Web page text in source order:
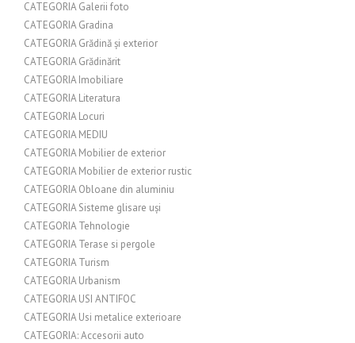
CATEGORIA Galerii foto
CATEGORIA Gradina
CATEGORIA Grădină și exterior
CATEGORIA Grădinărit
CATEGORIA Imobiliare
CATEGORIA Literatura
CATEGORIA Locuri
CATEGORIA MEDIU
CATEGORIA Mobilier de exterior
CATEGORIA Mobilier de exterior rustic
CATEGORIA Obloane din aluminiu
CATEGORIA Sisteme glisare uși
CATEGORIA Tehnologie
CATEGORIA Terase si pergole
CATEGORIA Turism
CATEGORIA Urbanism
CATEGORIA USI ANTIFOC
CATEGORIA Usi metalice exterioare
CATEGORIA: Accesorii auto